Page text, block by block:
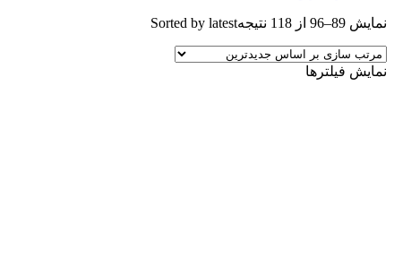
نمایش 89–96 از 118 نتیجه Sorted by latest
نمایش فیلترها